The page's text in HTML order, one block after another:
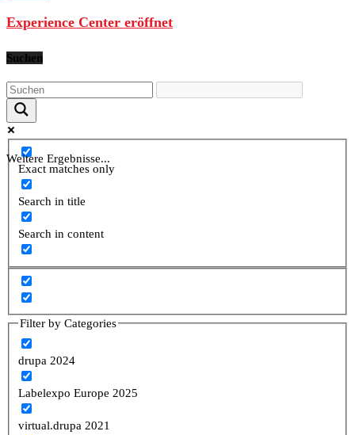
Experience Center eröffnet
Suchen
Weitere Ergebnisse...
Exact matches only
Search in title
Search in content
Filter by Categories
drupa 2024
Labelexpo Europe 2025
virtual.drupa 2021